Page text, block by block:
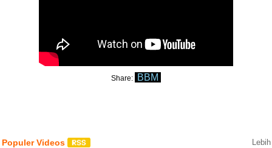
Share: BBM
Populer Videos Lebih